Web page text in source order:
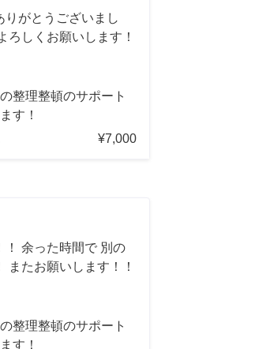
りがとうございまし
ろしくお願いします！
整理整頓のサポート
す！
¥7,000
！ 余った時間で 別の
またお願いします！！
整理整頓のサポート
す！